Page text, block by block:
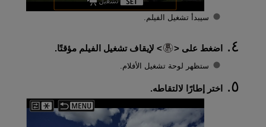
سيبدأ تشغيل الفيلم.
اضغط على لإيقاف تشغيل الفيلم مؤقتًا.
ستظهر لوحة تشغيل الأفلام.
اختر إطارًا لالتقاطه.